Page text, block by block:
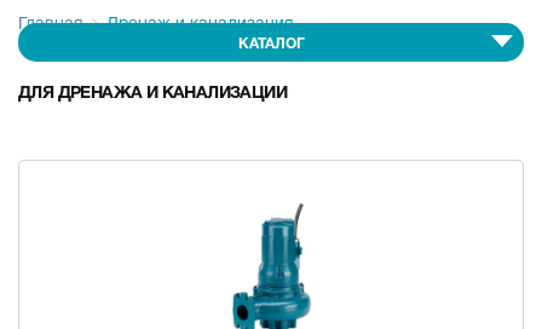
Главная Дренаж и канализация
КАТАЛОГ
ДЛЯ ДРЕНАЖА И КАНАЛИЗАЦИИ